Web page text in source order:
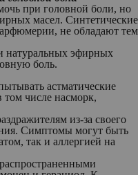
при головной боли, но
масел. Синтетические
не обладают тем
натуральных эфирных
боль.
астматические
числе насморк,
из-за своего
Симптомы могут быть
так и аллергией на